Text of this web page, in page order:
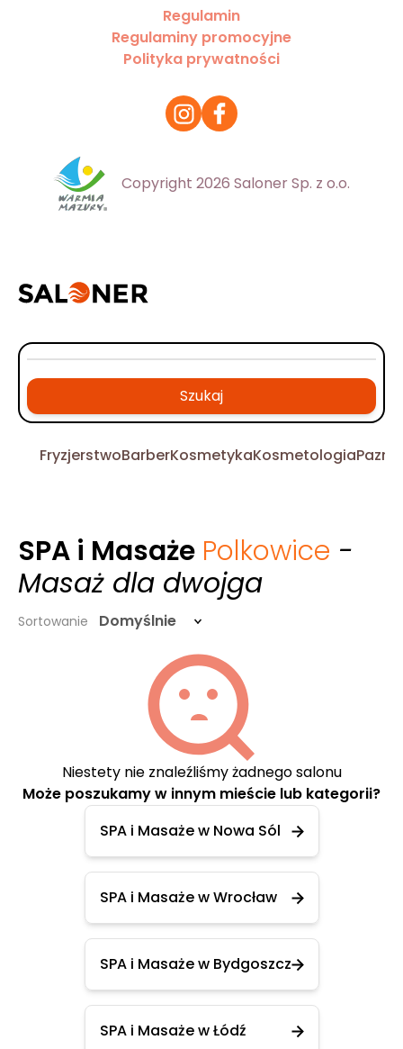
Regulamin
Regulaminy promocyjne
Polityka prywatności
Copyright 2026 Saloner Sp. z o.o.
Szukaj
FryzjerstwoBarberKosmetykaKosmetologia
SPA i Masaże Polkowice -
Masaż dla dwojga
Sortowanie Domyślnie
Niestety nie znaleźliśmy żadnego salonu
Może poszukamy w innym mieście lub kategorii?
SPA i Masaże w Nowa Sól
SPA i Masaże w Wrocław
SPA i Masaże w Bydgoszcz
SPA i Masaże w Łódź